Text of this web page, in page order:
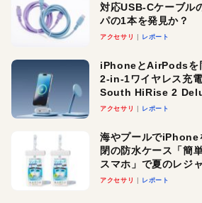
対応USB-Cケーブル
パの1本を発見か？
アクセサリ レポート
iPhoneとAirPodsを
2-in-1ワイヤレス充
South HiRise 2
ースでおしゃれに充
アクセサリ レポート
海やプールでiPhone
閉の防水ケース「簡
スマホ」で夏のレジ
アクセサリ レポート